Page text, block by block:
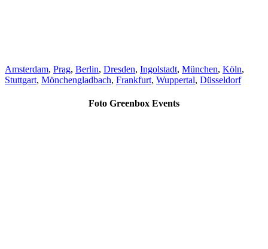
Amsterdam, Prag, Berlin, Dresden, Ingolstadt, München, Köln,
Stuttgart, Mönchengladbach, Frankfurt, Wuppertal, Düsseldorf
Foto Greenbox Events